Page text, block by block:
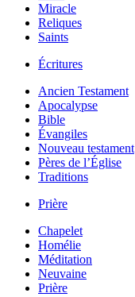
Miracle
Reliques
Saints
Écritures
Ancien Testament
Apocalypse
Bible
Évangiles
Nouveau testament
Pères de l’Église
Traditions
Prière
Chapelet
Homélie
Méditation
Neuvaine
Prière